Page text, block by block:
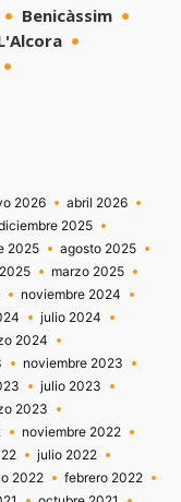
Benicàssim
2026
abril 2026
2025
2025
agosto 2025
marzo 2025
noviembre 2024
julio 2024
2024
noviembre 2023
julio 2023
2023
noviembre 2022
julio 2022
2022
febrero 2022